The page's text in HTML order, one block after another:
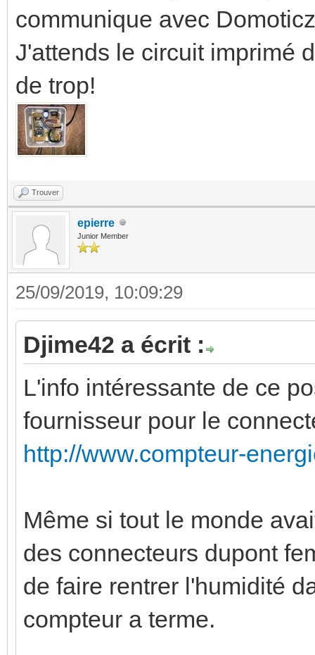
communique avec
J'attends le circuit imprimé
de trop!
Trouver
epierre
Junior Member
25/09/2019, 10:09:29
Djime42 a écrit :
L'info intéressante de ce
fournisseur pour le
http://www.compteur-
Même si tout le monde
des connecteurs dupont
de faire rentrer l'humidité
compteur a terme.